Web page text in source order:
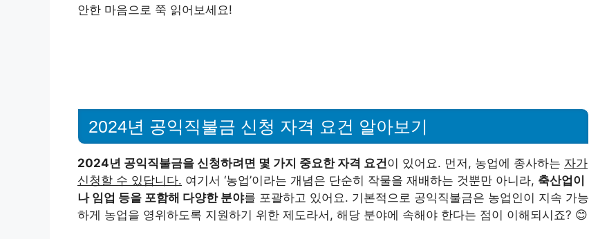
안한 마음으로 쭉 읽어보세요!
2024년 공익직불금 신청 자격 요건 알아보기
2024년 공익직불금을 신청하려면 몇 가지 중요한 자격 요건이 있어요. 먼저, 농업에 종사하는 자가
신청할 수 있답니다. 여기서 ‘농업’이라는 개념은 단순히 작물을 재배하는 것뿐만 아니라, 축산업이
나 임업 등을 포함해 다양한 분야를 포괄하고 있어요. 기본적으로 공익직불금은 농업인이 지속 가능
하게 농업을 영위하도록 지원하기 위한 제도라서, 해당 분야에 속해야 한다는 점이 이해되시죠? 😊